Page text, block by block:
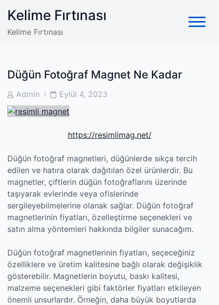
content
Kelime Fırtınası
Kelime Fırtınası
Düğün Fotoğraf Magnet Ne Kadar
PostAdmin
PostEylül 4, 2023
https://resimlimag.net/
Düğün fotoğraf magnetleri, düğünlerde sıkça tercih
edilen ve hatıra olarak dağıtılan özel ürünlerdir. Bu
magnetler, çiftlerin düğün fotoğraflarını üzerinde
taşıyarak evlerinde veya ofislerinde
sergileyebilmelerine olanak sağlar. Düğün fotoğraf
magnetlerinin fiyatları, özelleştirme seçenekleri ve
satın alma yöntemleri hakkında bilgiler sunacağım.
Düğün fotoğraf magnetlerinin fiyatları, seçeceğiniz
özelliklere ve üretim kalitesine bağlı olarak değişiklik
gösterebilir. Magnetlerin boyutu, baskı kalitesi,
malzeme seçenekleri gibi faktörler fiyatları etkileyen
önemli unsurlardır. Örneğin, daha büyük boyutlarda